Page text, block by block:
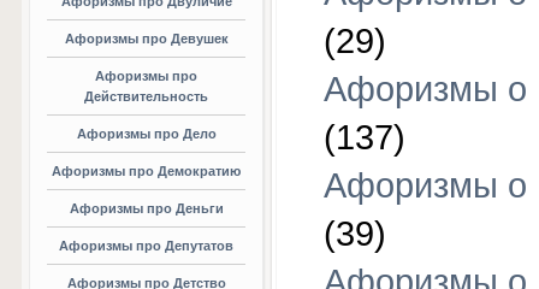
Афоризмы про Девушек
Афоризмы про
Действительность
Афоризмы про Дело
Афоризмы про Демократию
Афоризмы про Деньги
Афоризмы про Депутатов
Афоризмы про Детство
(29)
Афоризмы о
(137)
Афоризмы о
(39)